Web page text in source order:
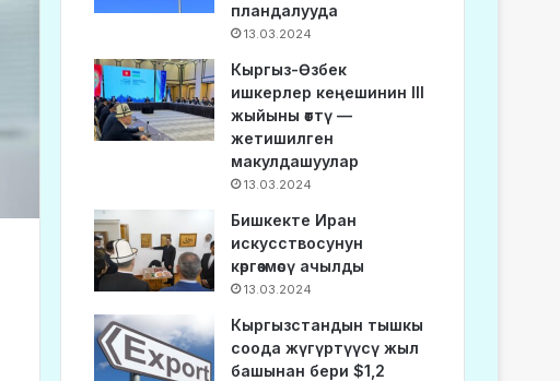
пландалууда
13.03.2024
Кыргыз-Өзбек
ишкерлер кеңешинин III
жыйыны өттү —
жетишилген
макулдашуулар
13.03.2024
Бишкекте Иран
искусствосунун
көргөзмөсү ачылды
13.03.2024
Кыргызстандын тышкы
соода жүгүртүүсү жыл
башынан бери $1,2